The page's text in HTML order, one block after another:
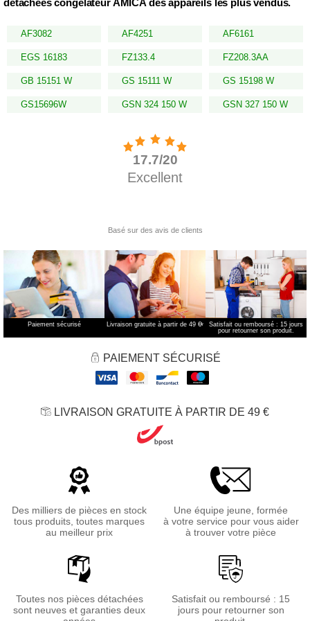
détachées congélateur AMICA des appareils les plus vendus.
AF3082 AF4251 AF6161
EGS 16183 FZ133.4 FZ208.3AA
GB 15151 W GS 15111 W GS 15198 W
GS15696W GSN 324 150 W GSN 327 150 W
Paiement sécurisé Livraison gratuite à partir de 49 €*
Satisfait ou remboursé : 15 jours
pour retourner son produit.
PAIEMENT SÉCURISÉ
LIVRAISON GRATUITE À PARTIR DE 49 €
Des milliers de pièces en stock
tous produits, toutes marques
au meilleur prix
Une équipe jeune, formée
à votre service pour vous aider
à trouver votre pièce
Toutes nos pièces détachées
sont neuves et garanties deux
Satisfait ou remboursé : 15
jours pour retourner son